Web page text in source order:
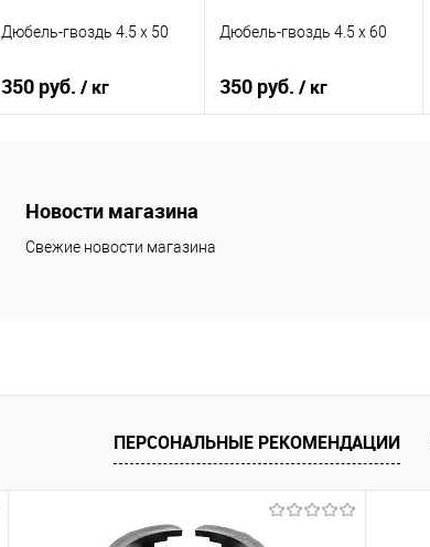
Дюбель-гвоздь 4.5 х 50
350 руб. / кг
К сравнению
В избранное
Дюбель-гвоздь 4.5 х 60
350 руб./ кг
Новости магазина
Свежие новости магазина
ПЕРСОНАЛЬНЫЕ РЕКОМЕНДАЦИИ